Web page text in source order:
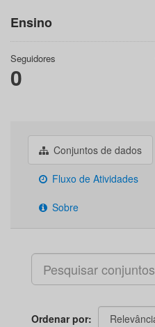
Ensino
Seguidores
0
Conjuntos de dados
Fluxo de Atividades
Sobre
Ordenar por